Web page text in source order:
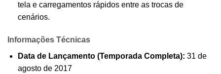
tela e carregamentos rápidos entre as trocas de
cenários.
Informações Técnicas
Data de Lançamento (Temporada Completa): 31 de
agosto de 2017